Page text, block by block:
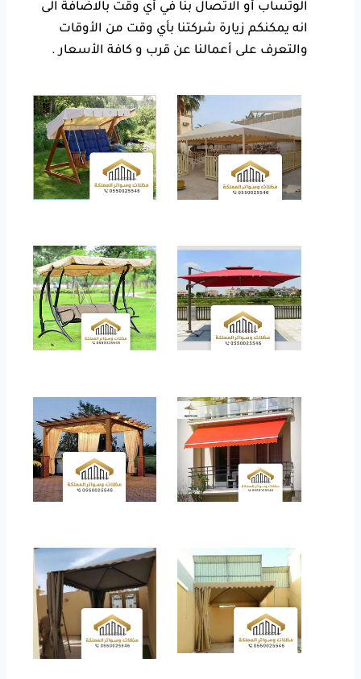
الوتساب أو الاتصال بنا في أي وقت بالاضافة الى
انه يمكنكم زيارة شركتنا بأي وقت من الأوقات
والتعرف على أعمالنا عن قرب و كافة الأسعار .